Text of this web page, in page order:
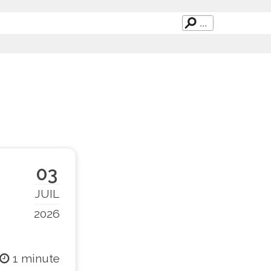
03
JUIL
2026
1 minute